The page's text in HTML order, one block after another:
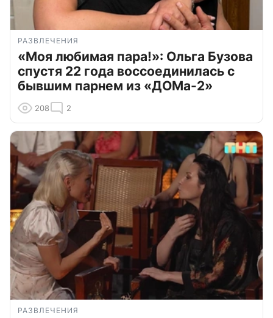
РАЗВЛЕЧЕНИЯ
«Моя любимая пара!»: Ольга Бузова
спустя 22 года воссоединилась с
бывшим парнем из «ДОМа-2»
208 2
РАЗВЛЕЧЕНИЯ